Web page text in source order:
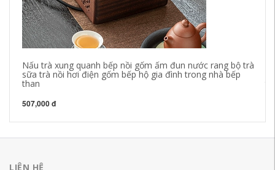
Nấu trà xung quanh bếp nồi gốm ấm đun nước rang bộ trà
sữa trà nồi hơi điện gốm bếp hộ gia đình trong nhà bếp
than
507,000 đ
LIÊN HỆ